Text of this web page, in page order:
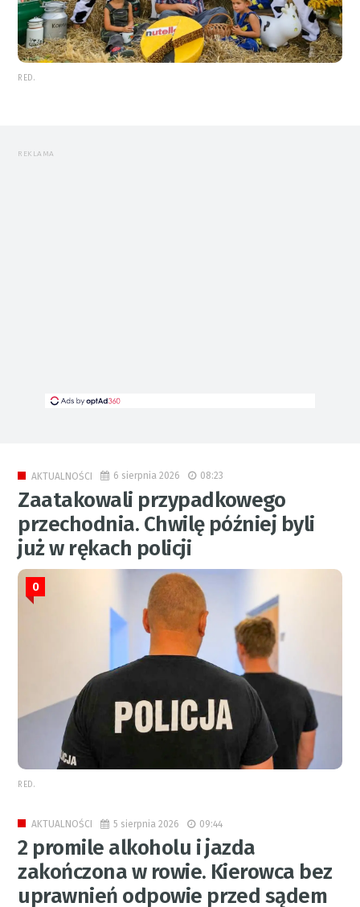
RED.
REKLAMA
AKTUALNOŚCI 6 sierpnia 2026 08:23
Zaatakowali przypadkowego
przechodnia. Chwilę później byli
już w rękach policji
0
RED.
AKTUALNOŚCI 5 sierpnia 2026 09:44
2 promile alkoholu i jazda
zakończona w rowie. Kierowca bez
uprawnień odpowie przed sądem